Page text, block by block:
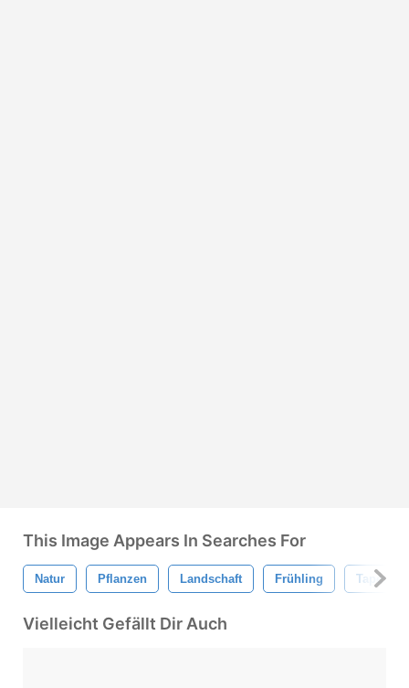
This Image Appears In Searches For
Natur Pflanzen Landschaft Frühling Tapete
Vielleicht Gefällt Dir Auch